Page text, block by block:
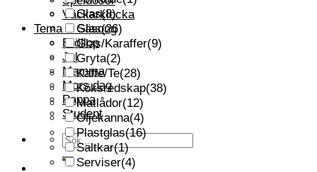
Väckarklocka
Tema & Säsong
Bröllop
Jul
Mamma
Mors dag
Pappa
Student
Sök
efter:
Glas(8)
Glas(26)
Glas/Karaffer(9)
Gryta(2)
Kaffe/Te(28)
Köksredskap(38)
Matlådor(12)
Oljekanna(4)
Plastglas(16)
Saltkar(1)
Serviser(4)